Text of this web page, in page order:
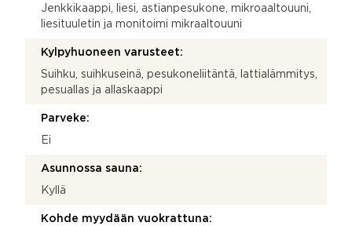
Jenkkikaappi, liesi, astianpesukone, mikroaaltouuni,
liesituuletin ja monitoimi mikraaltouuni
Kylpyhuoneen varusteet:
Suihku, suihkuseinä, pesukoneliitäntä, lattialämmitys,
pesuallas ja allaskaappi
Parveke:
Ei
Asunnossa sauna:
Kyllä
Kohde myydään vuokrattuna: